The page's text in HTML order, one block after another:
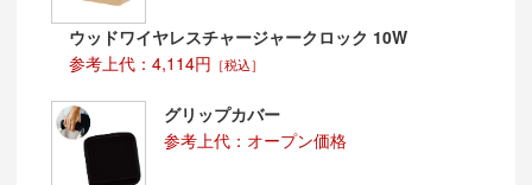
ウッドワイヤレスチャージャークロック 10W
参考上代：4,114円 ［税込］
グリップカバー
参考上代：オープン価格